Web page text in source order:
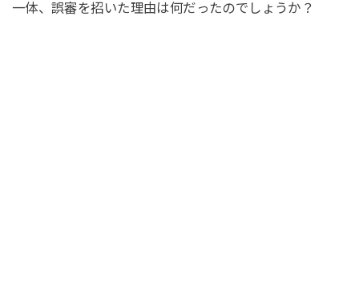
一体、誤審を招いた理由は何だったのでしょうか？